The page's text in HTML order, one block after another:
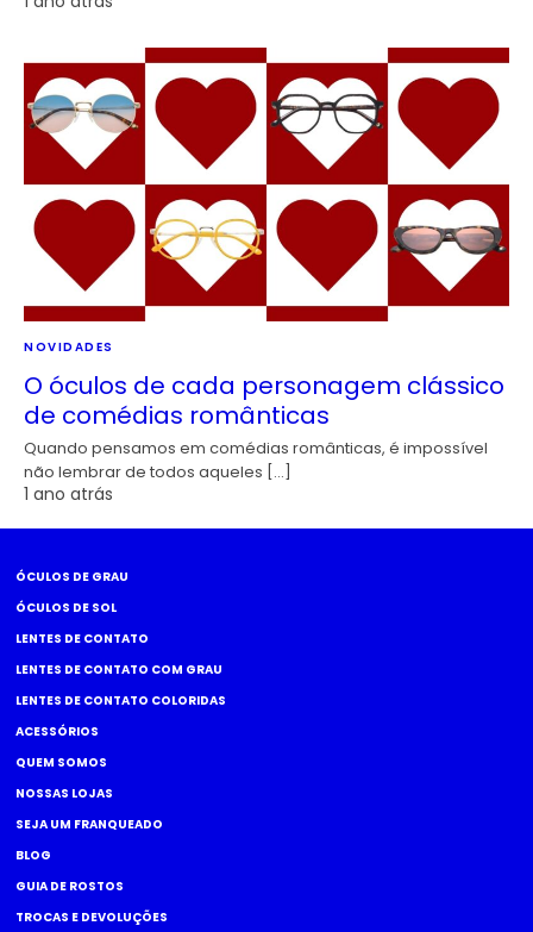
NOVIDADES
O óculos de cada personagem clássico
de comédias românticas
Quando pensamos em comédias românticas, é impossível
não lembrar de todos aqueles […]
1 ano atrás
ÓCULOS DE GRAU
ÓCULOS DE SOL
LENTES DE CONTATO
LENTES DE CONTATO COM GRAU
LENTES DE CONTATO COLORIDAS
ACESSÓRIOS
QUEM SOMOS
NOSSAS LOJAS
SEJA UM FRANQUEADO
BLOG
GUIA DE ROSTOS
TROCAS E DEVOLUÇÕES